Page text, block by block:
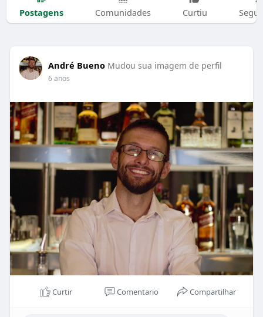
Postagens Comunidades Curtiu
André Bueno Mudou sua imagem de perfil
6 anos
Curtir Comentario Compartilhar